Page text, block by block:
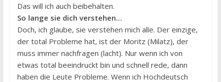
Das will ich auch beibehalten.
So lange sie dich verstehen…
Doch, ich glaube, sie verstehen mich alle. Der einzige,
der total Probleme hat, ist der Moritz (Milatz), der
muss immer nachfragen (lacht). Nur wenn ich von
etwas total beeindruckt bin und schnell rede, dann
haben die Leute Probleme. Wenn ich Hochdeutsch